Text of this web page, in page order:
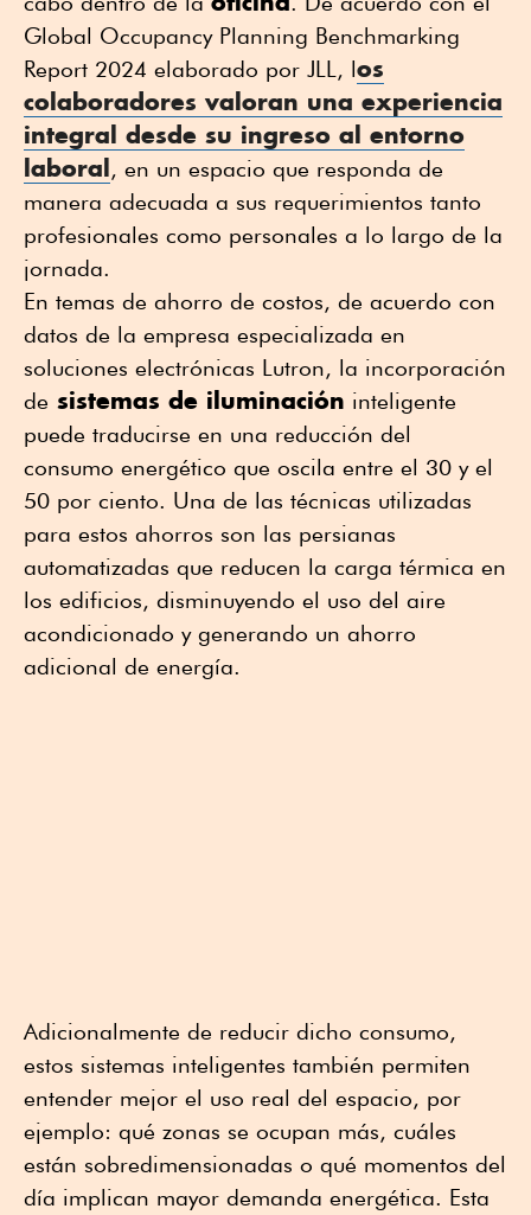
Global Occupancy Planning Benchmarking
Report 2024 elaborado por JLL, los
colaboradores valoran una experiencia
integral desde su ingreso al entorno
laboral , en un espacio que responda de
manera adecuada a sus requerimientos tanto
profesionales como personales a lo largo de la
jornada.
En temas de ahorro de costos, de acuerdo con
datos de la empresa especializada en
soluciones electrónicas Lutron, la incorporación
de sistemas de iluminación inteligente
puede traducirse en una reducción del
consumo energético que oscila entre el 30 y el
50 por ciento. Una de las técnicas utilizadas
para estos ahorros son las persianas
automatizadas que reducen la carga térmica en
los edificios, disminuyendo el uso del aire
acondicionado y generando un ahorro
adicional de energía.
Adicionalmente de reducir dicho consumo,
estos sistemas inteligentes también permiten
entender mejor el uso real del espacio, por
ejemplo: qué zonas se ocupan más, cuáles
están sobredimensionadas o qué momentos del
día implican mayor demanda energética. Esta